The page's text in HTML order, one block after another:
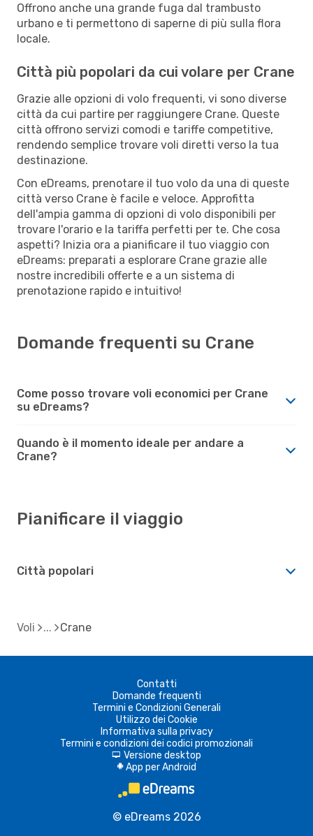
Offrono anche una grande fuga dal trambusto
urbano e ti permettono di saperne di più sulla flora
locale.
Città più popolari da cui volare per Crane
Grazie alle opzioni di volo frequenti, vi sono diverse
città da cui partire per raggiungere Crane. Queste
città offrono servizi comodi e tariffe competitive,
rendendo semplice trovare voli diretti verso la tua
destinazione.
Con eDreams, prenotare il tuo volo da una di queste
città verso Crane è facile e veloce. Approfitta
dell'ampia gamma di opzioni di volo disponibili per
trovare l'orario e la tariffa perfetti per te. Che cosa
aspetti? Inizia ora a pianificare il tuo viaggio con
eDreams: preparati a esplorare Crane grazie alle
nostre incredibili offerte e a un sistema di
prenotazione rapido e intuitivo!
Domande frequenti su Crane
Come posso trovare voli economici per Crane
su eDreams?
Quando è il momento ideale per andare a
Crane?
Pianificare il viaggio
Città popolari
Voli Crane
Contatti
Domande frequenti
Termini e Condizioni Generali
Utilizzo dei Cookie
Informativa sulla privacy
Termini e condizioni dei codici promozionali
d Versione desktop
A App per Android
© eDreams 2026